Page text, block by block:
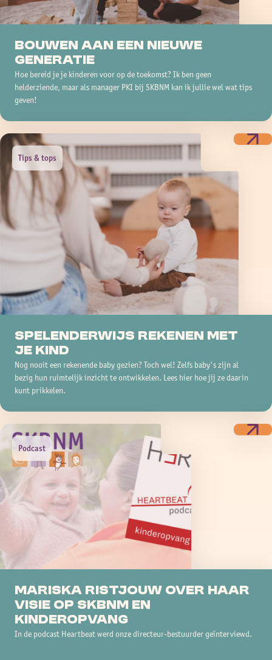
Bouwen aan een Nieuwe
Generatie
Hoe bereid je je kinderen voor op de toekomst? Ik ben geen
helderziende, maar als manager PKI bij SKBNM kan ik jullie wel wat tips
geven!
Tips & tops
Spelenderwijs Rekenen met
je kind
Nog nooit een rekenende baby gezien? Toch wel! Zelfs baby's zijn al
bezig hun ruimtelijk inzicht te ontwikkelen. Lees hier hoe jij ze daarin
kunt prikkelen.
Podcast
Mariska Ristjouw over haar
visie op SKBNM en
kinderopvang
In de podcast Heartbeat werd onze directeur-bestuurder geïnterviewd.